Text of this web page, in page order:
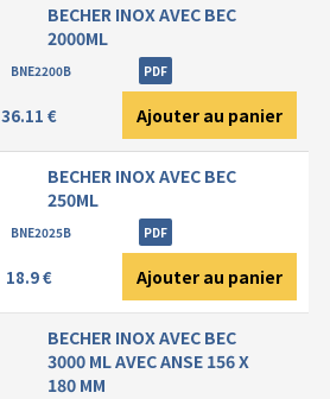
BECHER INOX AVEC BEC
2000ML
BNE2200B PDF
36.11 € Ajouter au panier
BECHER INOX AVEC BEC
250ML
BNE2025B PDF
18.9 € Ajouter au panier
BECHER INOX AVEC BEC
3000 ML AVEC ANSE 156 X
180 MM